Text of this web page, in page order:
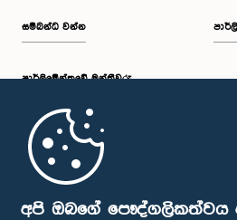
අපි ඔබගේ පෞද්ගලිකත්වය
සම්බන්ධ වන්න
පාර්ලි‌මේන්තුවේ මන්ත්‍රීවරු
මුල් පිටුව
පාර්ලිමේන්තු ජංගම යෙදුම